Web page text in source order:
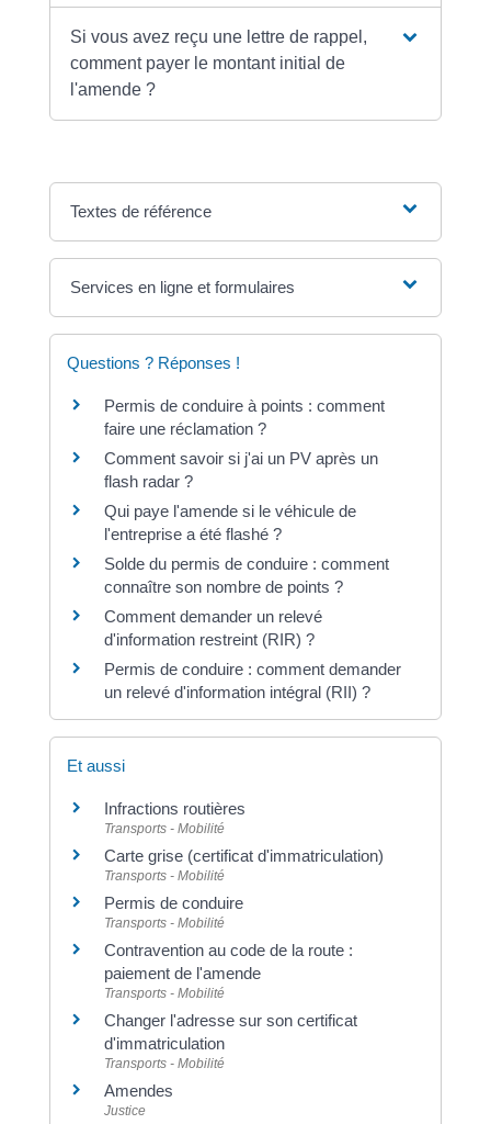
Si vous avez reçu une lettre de rappel,
comment payer le montant initial de
l'amende ?
Textes de référence
Services en ligne et formulaires
Questions ? Réponses !
Permis de conduire à points : comment
faire une réclamation ?
Comment savoir si j'ai un PV après un
flash radar ?
Qui paye l'amende si le véhicule de
l'entreprise a été flashé ?
Solde du permis de conduire : comment
connaître son nombre de points ?
Comment demander un relevé
d'information restreint (RIR) ?
Permis de conduire : comment demander
un relevé d'information intégral (RII) ?
Et aussi
Infractions routières
Transports - Mobilité
Carte grise (certificat d'immatriculation)
Transports - Mobilité
Permis de conduire
Transports - Mobilité
Contravention au code de la route :
paiement de l'amende
Transports - Mobilité
Changer l'adresse sur son certificat
d'immatriculation
Transports - Mobilité
Amendes
Justice